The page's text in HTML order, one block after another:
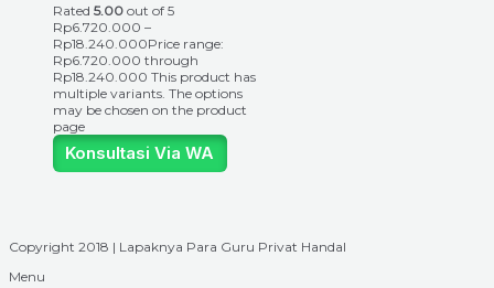
Rated 5.00 out of 5
Rp6.720.000 –
Rp18.240.000Price range:
Rp6.720.000 through
Rp18.240.000 This product has
multiple variants. The options
may be chosen on the product
page
Konsultasi Via WA
Copyright 2018 | Lapaknya Para Guru Privat Handal
Menu